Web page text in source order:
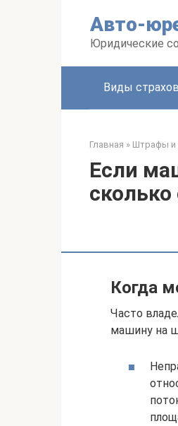
Авто-
Юридические
Виды
Главная » Штрафы и
Если
сколько
Когда
Часто
машину на